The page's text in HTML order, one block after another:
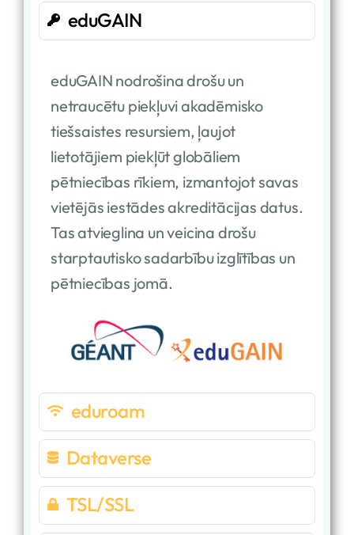
eduGAIN
eduGAIN nodrošina drošu un
netraucētu piekļuvi akadēmisko
tiešsaistes resursiem, ļaujot
lietotājiem piekļūt globāliem
pētniecības rīkiem, izmantojot savas
vietējās iestādes akreditācijas datus.
Tas atvieglina un veicina drošu
starptautisko sadarbību izglītības un
pētniecības jomā.
eduroam
Dataverse
TSL/SSL